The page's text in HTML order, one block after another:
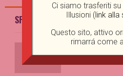
SPEAKER'S CORNER
Example Post for
Ci siamo trasferiti su
Illusioni (link alla
Questo sito, attivo
rimarrá come